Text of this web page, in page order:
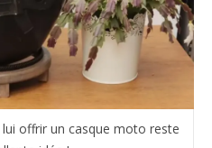
offrir un casque moto reste